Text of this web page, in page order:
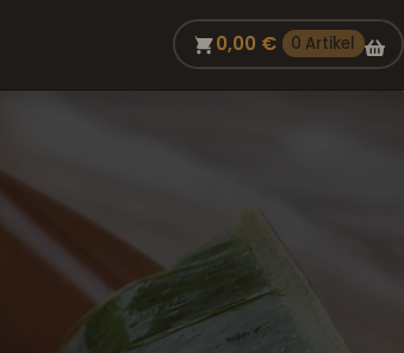
0,00 € 0 Artikel